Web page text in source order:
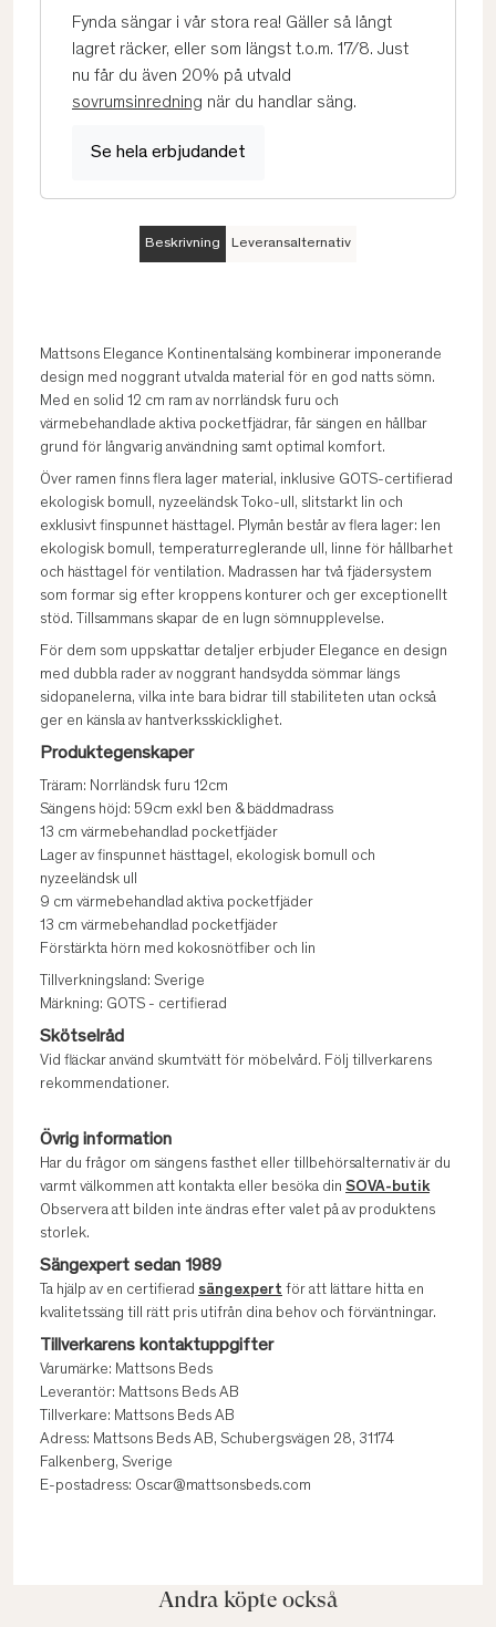
Fynda sängar i vår stora rea! Gäller så långt
lagret räcker, eller som längst t.o.m. 17/8. Just
nu får du även 20% på utvald
sovrumsinredning när du handlar säng.
Se hela erbjudandet
Beskrivning Leveransalternativ
Mattsons Elegance Kontinentalsäng kombinerar imponerande
design med noggrant utvalda material för en god natts sömn.
Med en solid 12 cm ram av norrländsk furu och
värmebehandlade aktiva pocketfjädrar, får sängen en hållbar
grund för långvarig användning samt optimal komfort.
Över ramen finns flera lager material, inklusive GOTS-certifierad
ekologisk bomull, nyzeeländsk Toko-ull, slitstarkt lin och
exklusivt finspunnet hästtagel. Plymån består av flera lager: len
ekologisk bomull, temperaturreglerande ull, linne för hållbarhet
och hästtagel för ventilation. Madrassen har två fjädersystem
som formar sig efter kroppens konturer och ger exceptionellt
stöd. Tillsammans skapar de en lugn sömnupplevelse.
För dem som uppskattar detaljer erbjuder Elegance en design
med dubbla rader av noggrant handsydda sömmar längs
sidopanelerna, vilka inte bara bidrar till stabiliteten utan också
ger en känsla av hantverksskicklighet.
Produktegenskaper
Träram: Norrländsk furu 12cm
Sängens höjd: 59cm exkl ben & bäddmadrass
13 cm värmebehandlad pocketfjäder
Lager av finspunnet hästtagel, ekologisk bomull och
nyzeeländsk ull
9 cm värmebehandlad aktiva pocketfjäder
13 cm värmebehandlad pocketfjäder
Förstärkta hörn med kokosnötfiber och lin
Tillverkningsland: Sverige
Märkning: GOTS - certifierad
Skötselråd
Vid fläckar använd skumtvätt för möbelvård. Följ tillverkarens
rekommendationer.
Övrig information
Har du frågor om sängens fasthet eller tillbehörsalternativ är du
varmt välkommen att kontakta eller besöka din SOVA-butik
Observera att bilden inte ändras efter valet på av produktens
storlek.
Sängexpert sedan 1989
Ta hjälp av en certifierad sängexpert för att lättare hitta en
kvalitetssäng till rätt pris utifrån dina behov och förväntningar.
Tillverkarens kontaktuppgifter
Varumärke: Mattsons Beds
Leverantör: Mattsons Beds AB
Tillverkare: Mattsons Beds AB
Adress: Mattsons Beds AB, Schubergsvägen 28, 31174
Falkenberg, Sverige
E-postadress: Oscar@mattsonsbeds.com
Andra köpte också